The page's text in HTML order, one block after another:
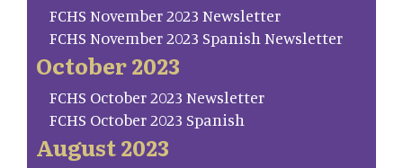
FCHS November 2023 Newsletter
FCHS November 2023 Spanish Newsletter
October 2023
FCHS October 2023 Newsletter
FCHS October 2023 Spanish
August 2023